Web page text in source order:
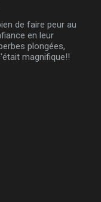
de faire peur au
en leur
plongées,
magnifique!!